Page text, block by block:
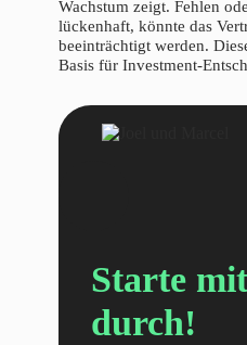
Wachstum zeigt. Fehlen
lückenhaft, könnte das
beeinträchtigt werden.
Basis für Investment-
Starte
durch!